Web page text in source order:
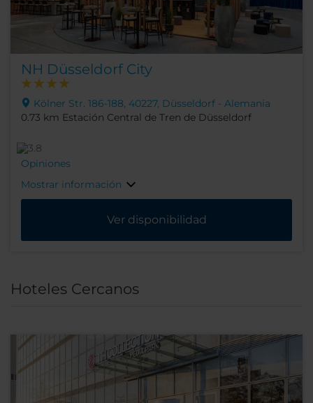
NH Düsseldorf City
Kölner Str. 186-188, 40227, Düsseldorf - Alemania
0.73 km Estación Central de Tren de Düsseldorf
Opiniones
Mostrar información
Ver disponibilidad
Hoteles Cercanos